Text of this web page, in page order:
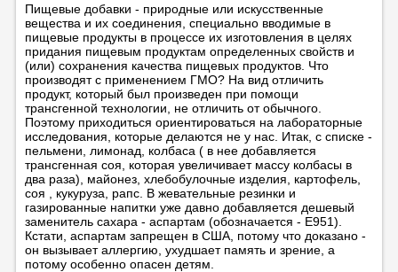
Пищевые добавки - природные или искусственные
вещества и их соединения, специально вводимые в
пищевые продукты в процессе их изготовления в целях
придания пищевым продуктам определенных свойств и
(или) сохранения качества пищевых продуктов. Что
производят с применением ГМО? На вид отличить
продукт, который был произведен при помощи
трансгенной технологии, не отличить от обычного.
Поэтому приходиться ориентироваться на лабораторные
исследования, которые делаются не у нас. Итак, с списке -
пельмени, лимонад, колбаса ( в нее добавляется
трансгенная соя, которая увеличивает массу колбасы в
два раза), майонез, хлебобулочные изделия, картофель,
соя , кукуруза, рапс. В жевательные резинки и
газированные напитки уже давно добавляется дешевый
заменитель сахара - аспартам (обозначается - Е951).
Кстати, аспартам запрещен в США, потому что доказано -
он вызывает аллергию, ухудшает память и зрение, а
потому особенно опасен детям.